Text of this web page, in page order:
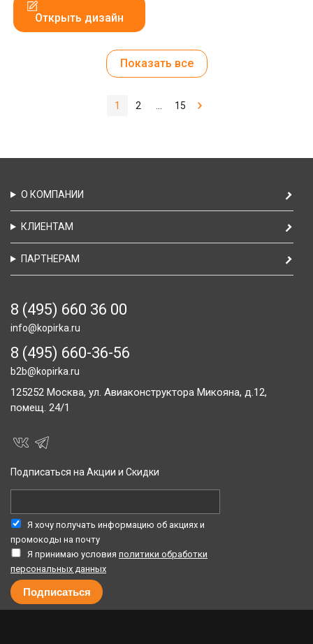
Открыть дизайн
Показать все
1 2 15
О КОМПАНИИ
КЛИЕНТАМ
ПАРТНЕРАМ
8 (495) 660 36 00
info@kopirka.ru
8 (495) 660-36-56
b2b@kopirka.ru
125252 Москва, ул. Авиаконструктора Микояна, д.12,
помещ. 24/1
Подписаться на Акции и Скидки
Я хочу получать информацию об акциях и
промокоды на почту
Я принимаю условия политики обработки
персональных данных